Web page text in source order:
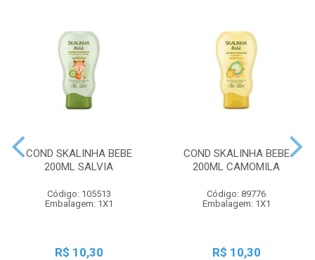
COND SKALINHA BEBE
200ML SALVIA
Código: 105513
Embalagem: 1X1
R$ 10,30
COND SKALINHA BEBE
200ML CAMOMILA
Código: 89776
Embalagem: 1X1
R$ 10,30